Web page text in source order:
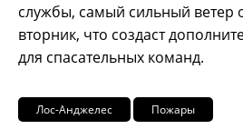
службы, самый сильный ветер
вторник, что создаст
для спасательных команд.
Лос-Анджелес Пожары